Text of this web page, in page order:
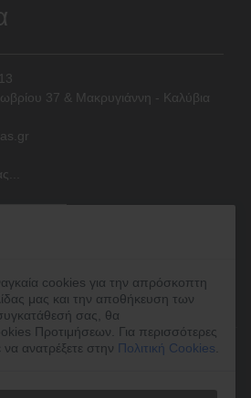
37 & Μακρυγιάννη - Καλύβια
cookies για την απρόσκοπτη
μας και την αποθήκευση των
σας, θα
Προτιμήσεων. Για περισσότερες
ανατρέξετε στην Πολιτική Cookies